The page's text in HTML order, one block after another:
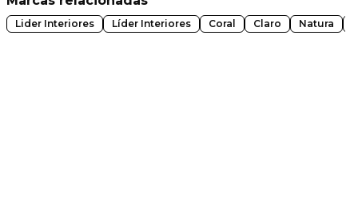
slide
Lider Interiores Líder Interiores Coral Claro Natura